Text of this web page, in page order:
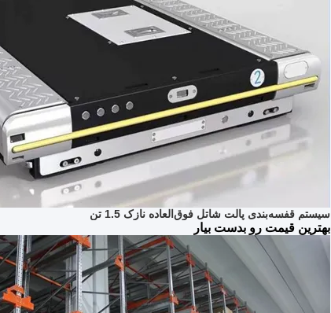
سیستم قفسه‌بندی پالت شاتل فوق‌العاده نازک 1.5 تن
بهترین قیمت رو بدست بیار